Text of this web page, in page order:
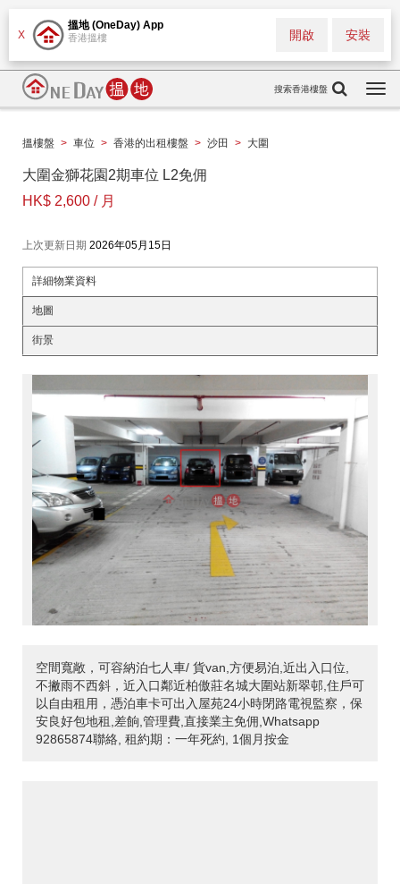
X
搵地 (OneDay) App
香港搵樓 安裝
開啟
搜索香港樓盤
搵樓盤 > 車位 > 香港的出租樓盤 > 沙田 > 大圍
大圍金獅花園2期車位 L2免佣
HK$ 2,600 / 月
上次更新日期 2026年05月15日
詳細物業資料
地圖
街景
空間寬敞，可容納泊七人車/ 貨van,方便易泊,近出入口位,
不撇雨不西斜，近入口鄰近柏傲莊名城大圍站新翠邨,住戶可
以自由租用，憑泊車卡可出入屋苑24小時閉路電視監察，保
安良好包地租,差餉,管理費,直接業主免佣,Whatsapp
92865874聯絡, 租約期：一年死約, 1個月按金